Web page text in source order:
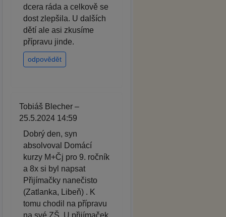
dcera ráda a celkově se
dost zlepšila. U dalších
dětí ale asi zkusíme
přípravu jinde.
odpovědět
Tobiáš Blecher –
25.5.2024 14:59
Dobrý den, syn
absolvoval Domácí
kurzy M+Čj pro 9. ročník
a 8x si byl napsat
Přijímačky nanečisto
(Zatlanka, Libeň) . K
tomu chodil na přípravu
na své ZŠ. U přijímaček